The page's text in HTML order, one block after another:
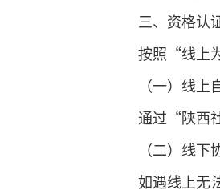
三、资格认
按照“线上
（一）线上
通过“陕西
（二）线下
如遇线上无